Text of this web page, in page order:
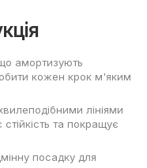
амортизують
кожен крок м'яким
лініями
та покращує
посадку для